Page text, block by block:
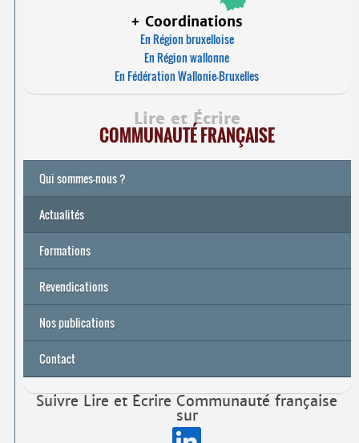
+ Coordinations
En Région bruxelloise
En Région wallonne
En Fédération Wallonie-Bruxelles
Lire et Écrire
COMMUNAUTÉ FRANÇAISE
Qui sommes-nous ?
Actualités
Formations
Archives
Université de printemps 2026
Revendications
Nos publications
Contact
Suivre Lire et Écrire Communauté française
sur